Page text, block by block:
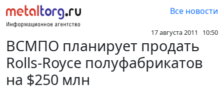
Все новости
17 августа 2011 10:50
ВСМПО планирует продать
Rolls-Royce полуфабрикатов
на $250 млн